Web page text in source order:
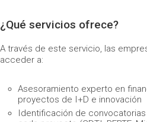
¿Qué servicios ofrece?
A través de este servicio, las
acceder a:
Asesoramiento experto en
proyectos de I+D e innovación
Identificación de